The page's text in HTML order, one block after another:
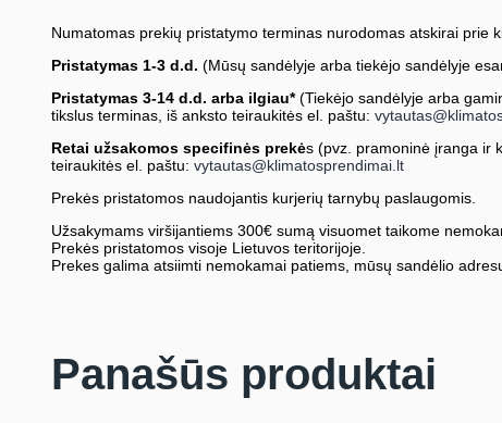
Numatomas prekių pristatymo terminas nurodomas atskirai prie
Pristatymas 1-3 d.d. (Mūsų sandėlyje arba tiekėjo sandėlyje
Pristatymas 3-14 d.d. arba ilgiau*(Tiekėjo sandėlyje arba
tikslus terminas, iš anksto teiraukitės el. paštu:
Retai užsakomos specifinės prekės (pvz. pramoninė įranga ir
teiraukitės el. paštu: vytautas@klimatosprendimai.lt
Prekės pristatomos naudojantis kurjerių tarnybų paslaugomis.
Užsakymams viršijantiems 300€ sumą visuomet taikome
Prekės pristatomos visoje Lietuvos teritorijoje.
Prekes galima atsiimti nemokamai patiems, mūsų sandėlio
Panašūs produktai